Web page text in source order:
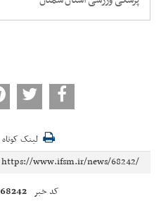
لینک کوتاه
کد خبر 68242